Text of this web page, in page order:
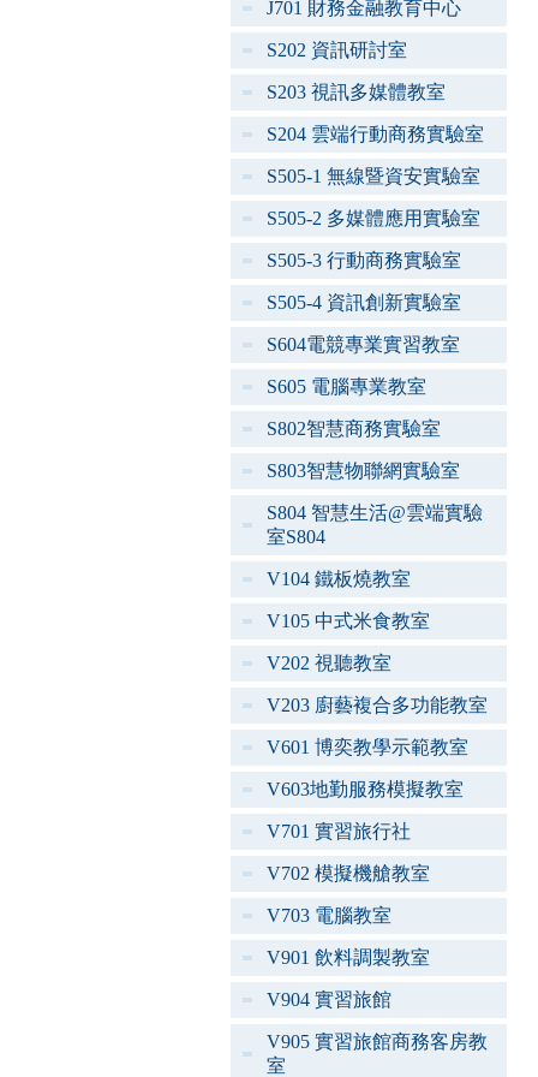
J701 財務金融教育中心
S202 資訊研討室
S203 視訊多媒體教室
S204 雲端行動商務實驗室
S505-1 無線暨資安實驗室
S505-2 多媒體應用實驗室
S505-3 行動商務實驗室
S505-4 資訊創新實驗室
S604電競專業實習教室
S605 電腦專業教室
S802智慧商務實驗室
S803智慧物聯網實驗室
S804 智慧生活@雲端實驗
室S804
V104 鐵板燒教室
V105 中式米食教室
V202 視聽教室
V203 廚藝複合多功能教室
V601 博奕教學示範教室
V603地勤服務模擬教室
V701 實習旅行社
V702 模擬機艙教室
V703 電腦教室
V901 飲料調製教室
V904 實習旅館
V905 實習旅館商務客房教
室